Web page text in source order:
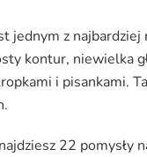
jednym z
kontur, niewielka
i pisankami.
22 pomysły